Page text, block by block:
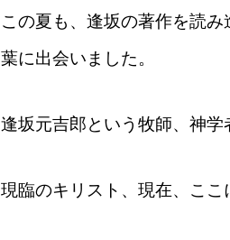
この夏も、逢坂の著作を読
葉に出会いました。
逢坂元吉郎という牧師、神学
現臨のキリスト、現在、ここ